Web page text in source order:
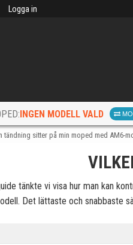
Logga in
INGEN MODELL VALD
tändning sitter på min moped med AM6-
tänkte vi visa hur man kan
Det lättaste och snabbaste